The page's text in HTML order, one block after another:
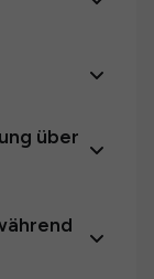
über